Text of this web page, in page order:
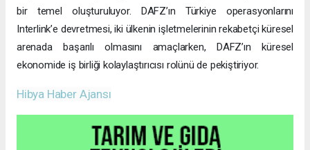
bir temel oluşturuluyor. DAFZ’ın Türkiye operasyonlarını
Interlink’e devretmesi, iki ülkenin işletmelerinin rekabetçi küresel
arenada başarılı olmasını amaçlarken, DAFZ’ın küresel
ekonomide iş birliği kolaylaştırıcısı rolünü de pekiştiriyor.
Hibya Haber Ajansı